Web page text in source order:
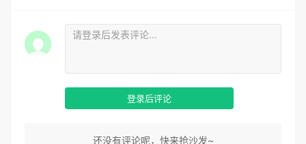
登录后评论
还没有评论呢，快来抢沙发~